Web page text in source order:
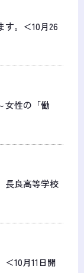
す。＜10月26
女性の「働
長良高等学校
10月11日開